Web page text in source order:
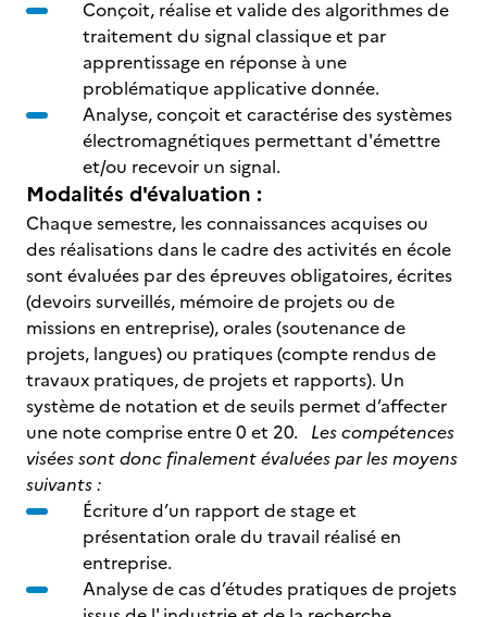
Conçoit, réalise et valide des algorithmes de
traitement du signal classique et par
apprentissage en réponse à une
problématique applicative donnée.
Analyse, conçoit et caractérise des systèmes
électromagnétiques permettant d'émettre
et/ou recevoir un signal.
Modalités d'évaluation :
Chaque semestre, les connaissances acquises ou
des réalisations dans le cadre des activités en école
sont évaluées par des épreuves obligatoires, écrites
(devoirs surveillés, mémoire de projets ou de
missions en entreprise), orales (soutenance de
projets, langues) ou pratiques (compte rendus de
travaux pratiques, de projets et rapports). Un
système de notation et de seuils permet d’affecter
une note comprise entre 0 et 20. Les compétences
visées sont donc finalement évaluées par les moyens
suivants :
Écriture d’un rapport de stage et
présentation orale du travail réalisé en
entreprise.
Analyse de cas d’études pratiques de projets